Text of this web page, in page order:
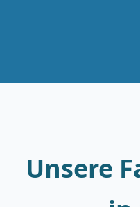
Unsere